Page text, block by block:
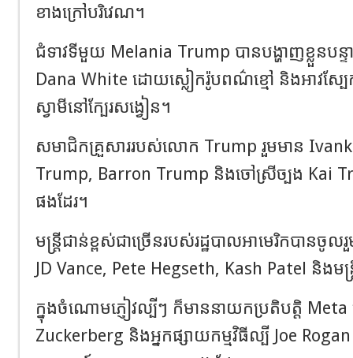
ខាងក្រៅបរិវេណ។
ជំទាវទីមួយ Melania Trump បានបង្ហាញខ្លួនប
Dana White ដោយស្លៀករ៉ូបពណ៌ខ្មៅ និងអាវស្
ស្វាមីនៅក្បែរសង្វៀន។
សមាជិកគ្រួសាររបស់លោក Trump រួមមាន
Trump, Barron Trump និងចៅស្រីច្បង Kai
ផងដែរ។
មន្ត្រីជាន់ខ្ពស់ជាច្រើនរបស់រដ្ឋបាលអាមេរិកបានចូល
JD Vance, Pete Hegseth, Kash Patel និងមន្
ក្នុងចំណោមភ្ញៀវល្បីៗ ក៏មាននាយកប្រតិបត្តិ
Zuckerberg និងអ្នកផ្សាយកម្មវិធីល្បី Joe Rogan